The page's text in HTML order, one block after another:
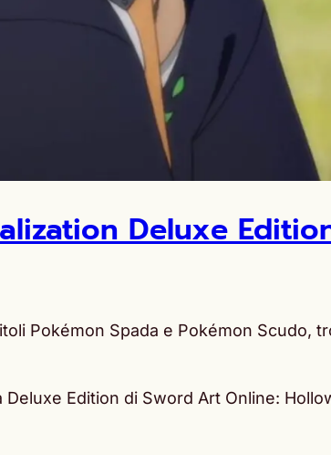
Deluxe
Pokémon Spada e Pokémon Scudo,
Edition di Sword Art Online: